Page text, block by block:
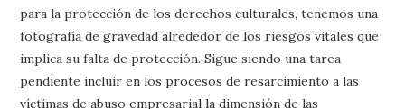
para la protección de los derechos culturales, tenemos una
fotografía de gravedad alrededor de los riesgos vitales que
implica su falta de protección. Sigue siendo una tarea
pendiente incluir en los procesos de resarcimiento a las
víctimas de abuso empresarial la dimensión de las